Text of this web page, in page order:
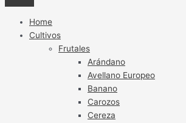
Home
Cultivos
Frutales
Arándano
Avellano Europeo
Banano
Carozos
Cereza